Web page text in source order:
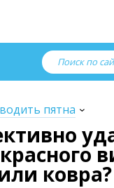
пятна
ковра?